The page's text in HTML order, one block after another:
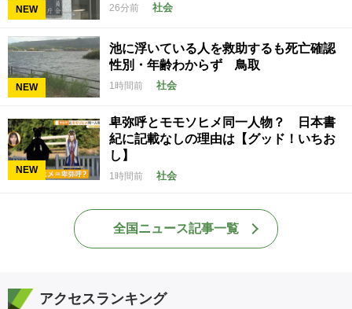
NEW 26分前 社会
NEW
池に浮いている人を救助するも死亡確認
性別・年齢わからず 鳥取
1時間前 社会
NEW
卑弥呼とモモソヒメ同一人物？ 日本書
紀に記載なしの理由は【グッド！いちお
し】
1時間前 社会
全国ニュース記事一覧
アクセスランキング